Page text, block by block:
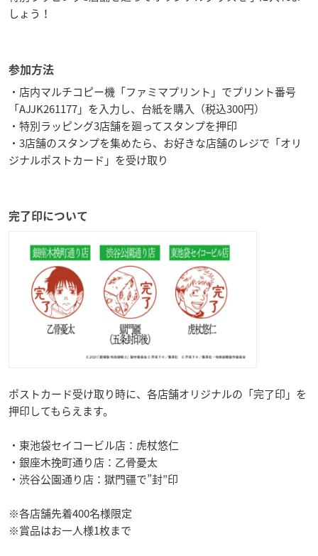
しょう！
参加方法
・店内マルチコピー機「ファミマプリント」でプリント番号
「AJJK261177」を入力し、台紙を購入（税込300円）
・特別ラッピング3店舗を廻ってスタンプを押印
・3店舗のスタンプを集めたら、お好きな店舗のレジで「オリ
ジナルポストカード」を受け取り
完了印について
ポストカード受け取り時に、各店舗オリジナルの「完了印」を
押印してもらえます。
・東池袋セイコービル店：虎杖悠仁
・銀座木挽町通り店：乙骨憂太
・渋谷公園通り店：獄門疆で”封”印
※各店舗先着400名様限定
※賞品はお一人様1枚まで